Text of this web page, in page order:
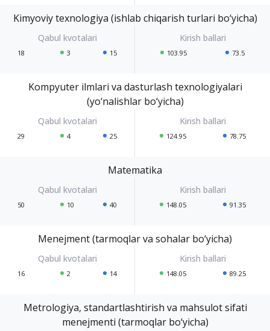
Kimyoviy texnologiya (ishlab chiqarish turlari bo‘yicha)
18 3 15 103.95 73.5
Kompyuter ilmlari va dasturlash texnologiyalari
(yo‘nalishlar bo‘yicha)
29 4 25 124.95 78.75
Matematika
50 10 40 148.05 91.35
Menejment (tarmoqlar va sohalar bo‘yicha)
16 2 14 148.05 89.25
Metrologiya, standartlashtirish va mahsulot sifati
menejmenti (tarmoqlar bo‘yicha)